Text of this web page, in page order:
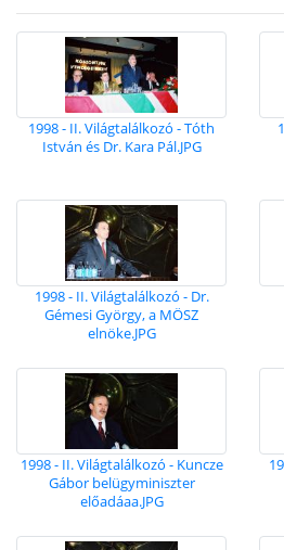
1998 - II. Világtalálkozó - Tóth
István és Dr. Kara Pál.JPG
1998 - II. Világtalálkozó - Dr.
Gémesi György, a MÖSZ
elnöke.JPG
1998 - II. Világtalálkozó - Kuncze
Gábor belügyminiszter
előadáaa.JPG